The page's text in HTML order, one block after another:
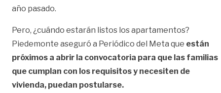
año pasado.
Pero, ¿cuándo estarán listos los apartamentos?
Piedemonte aseguró a Periódico del Meta que están
próximos a abrir la convocatoria para que las familias
que cumplan con los requisitos y necesiten de
vivienda, puedan postularse.